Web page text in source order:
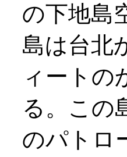
の下地島
島は台北
ィートの
る。この
のパトロ